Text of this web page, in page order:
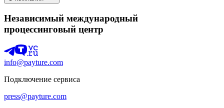
Независимый международный
процессинговый центр
info@payture.com
Подключение сервиса
press@payture.com